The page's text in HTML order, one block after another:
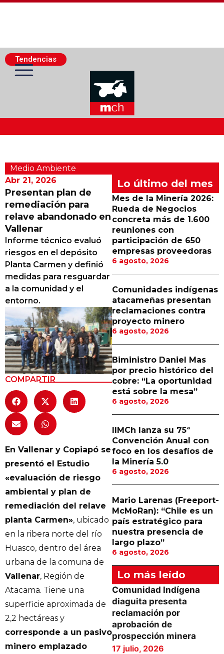
Tendencias
Actualidad Minera
Minería Superficie
Minerí­a Subterránea
Proveedores
Canal Digital
Columnas de Opinión
Designaciones
Calendario de Eventos
Revistas Digital
Siguenos
Medio Ambiente
Abr 21, 2026
Presentan plan de
remediación para
relave abandonado en
Vallenar
Informe técnico evaluó
riesgos en el depósito
Planta Carmen y definió
medidas para resguardar
a la comunidad y el
entorno.
COMPARTIR
En Vallenar y Copiapó se
presentó el Estudio
«evaluación de riesgo
ambiental y plan de
remediación del relave
planta Carmen», ubicado
en la ribera norte del río
Huasco, dentro del área
urbana de la comuna de
Vallenar, Región de
Atacama. Tiene una
superficie aproximada de
2,2 hectáreas y
corresponde a un pasivo
minero emplazado
Lo último del mes
Mes de la Minería 2026:
Rueda de Negocios
concreta más de 1.600
reuniones con
participación de 650
empresas proveedoras
6 agosto, 2026
Comunidades indígenas
atacameñas presentan
reclamaciones contra
proyecto minero
6 agosto, 2026
Biministro Daniel Mas
por precio histórico del
cobre: “La oportunidad
está sobre la mesa”
6 agosto, 2026
IIMCh lanza su 75ª
Convención Anual con
foco en los desafíos de
la Minería 5.0
6 agosto, 2026
Mario Larenas (Freeport-
McMoRan): “Chile es un
país estratégico para
nuestra presencia de
largo plazo”
6 agosto, 2026
Lo más leído
Comunidad Indígena
diaguita presenta
reclamación por
aprobación de
prospección minera
17 julio, 2026